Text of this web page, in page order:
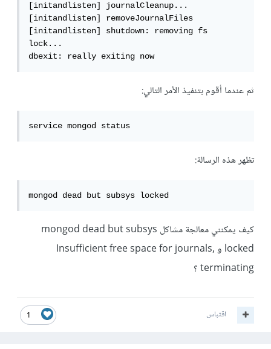
[initandlisten] journalCleanup...
[initandlisten] removeJournalFiles
[initandlisten] shutdown: removing fs
lock...
dbexit: really exiting now
ثم عندما أقوم بتنفيذ الأمر التالي:
service mongod status
تظهر هذه الرسالة:
mongod dead but subsys locked
كيف يمكنني معالجة مشاكل mongod dead but subsys
locked و Insufficient free space for journals,
terminating ؟
1 اقتباس